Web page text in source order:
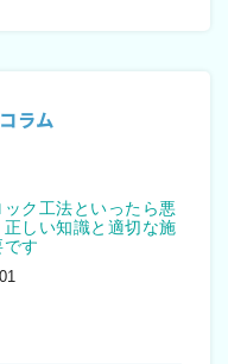
ラム
ック工法といったら悪
正しい知識と適切な施
す